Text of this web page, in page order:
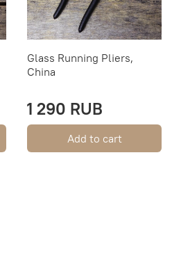
Glass Running Pliers,
China
1 290 RUB
Add to cart